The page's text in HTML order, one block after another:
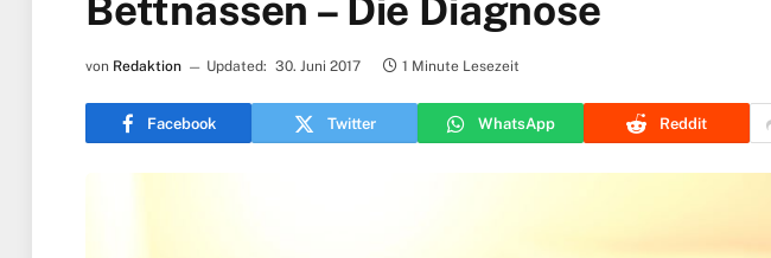
Bettnässen – Die Diagnose
von Redaktion Updated: 30. Juni 2017 1 Minute Lesezeit
Facebook Twitter WhatsApp Reddit